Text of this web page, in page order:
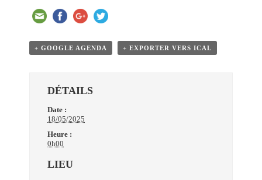
+ GOOGLE AGENDA + EXPORTER VERS ICAL
DÉTAILS
Date :
18/05/2025
Heure :
0h00
LIEU